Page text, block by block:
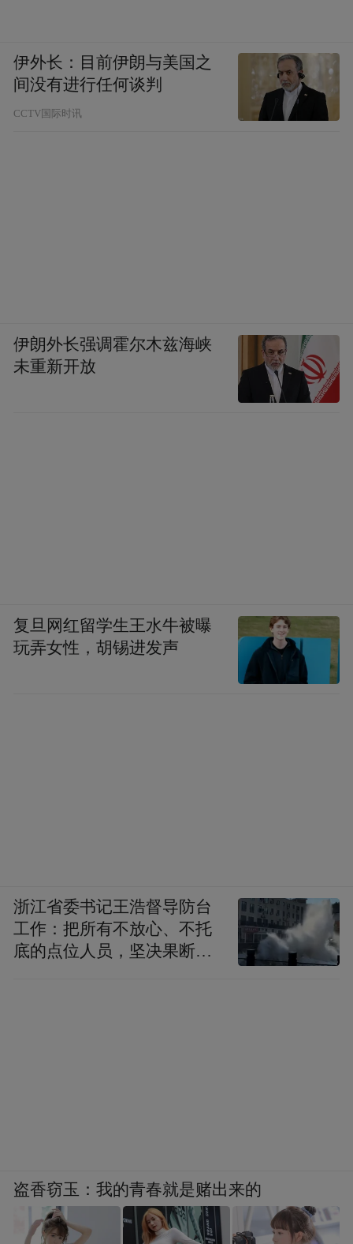
伊外长：目前伊朗与美国之
间没有进行任何谈判
CCTV国际时讯
伊朗外长强调霍尔木兹海峡
未重新开放
复旦网红留学生王水牛被曝
玩弄女性，胡锡进发声
浙江省委书记王浩督导防台
工作：把所有不放心、不托
底的点位人员，坚决果断转
盗香窃玉：我的青春就是赌出来的